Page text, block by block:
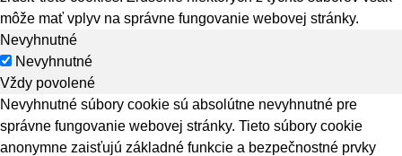
môže mať vplyv na správne fungovanie webovej stránky.
Nevyhnutné
Nevyhnutné
Vždy povolené
Nevyhnutné súbory cookie sú absolútne nevyhnutné pre
správne fungovanie webovej stránky. Tieto súbory cookie
anonymne zaisťujú základné funkcie a bezpečnostné prvky